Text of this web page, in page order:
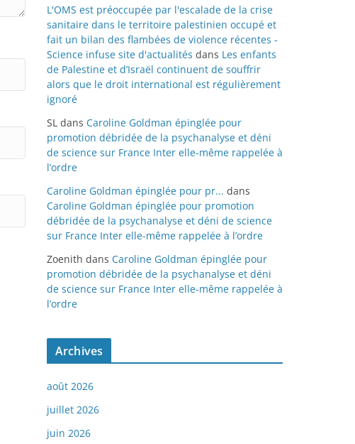
L'OMS est préoccupée par l'escalade de la crise
sanitaire dans le territoire palestinien occupé et
fait un bilan des flambées de violence récentes -
Science infuse site d'actualités dans Les enfants
de Palestine et d’Israël continuent de souffrir
alors que le droit international est régulièrement
ignoré
SL dans Caroline Goldman épinglée pour
promotion débridée de la psychanalyse et déni
de science sur France Inter elle-même rappelée à
l’ordre
Caroline Goldman épinglée pour pr... dans
Caroline Goldman épinglée pour promotion
débridée de la psychanalyse et déni de science
sur France Inter elle-même rappelée à l’ordre
Zoenith dans Caroline Goldman épinglée pour
promotion débridée de la psychanalyse et déni
de science sur France Inter elle-même rappelée à
l’ordre
Archives
août 2026
juillet 2026
juin 2026